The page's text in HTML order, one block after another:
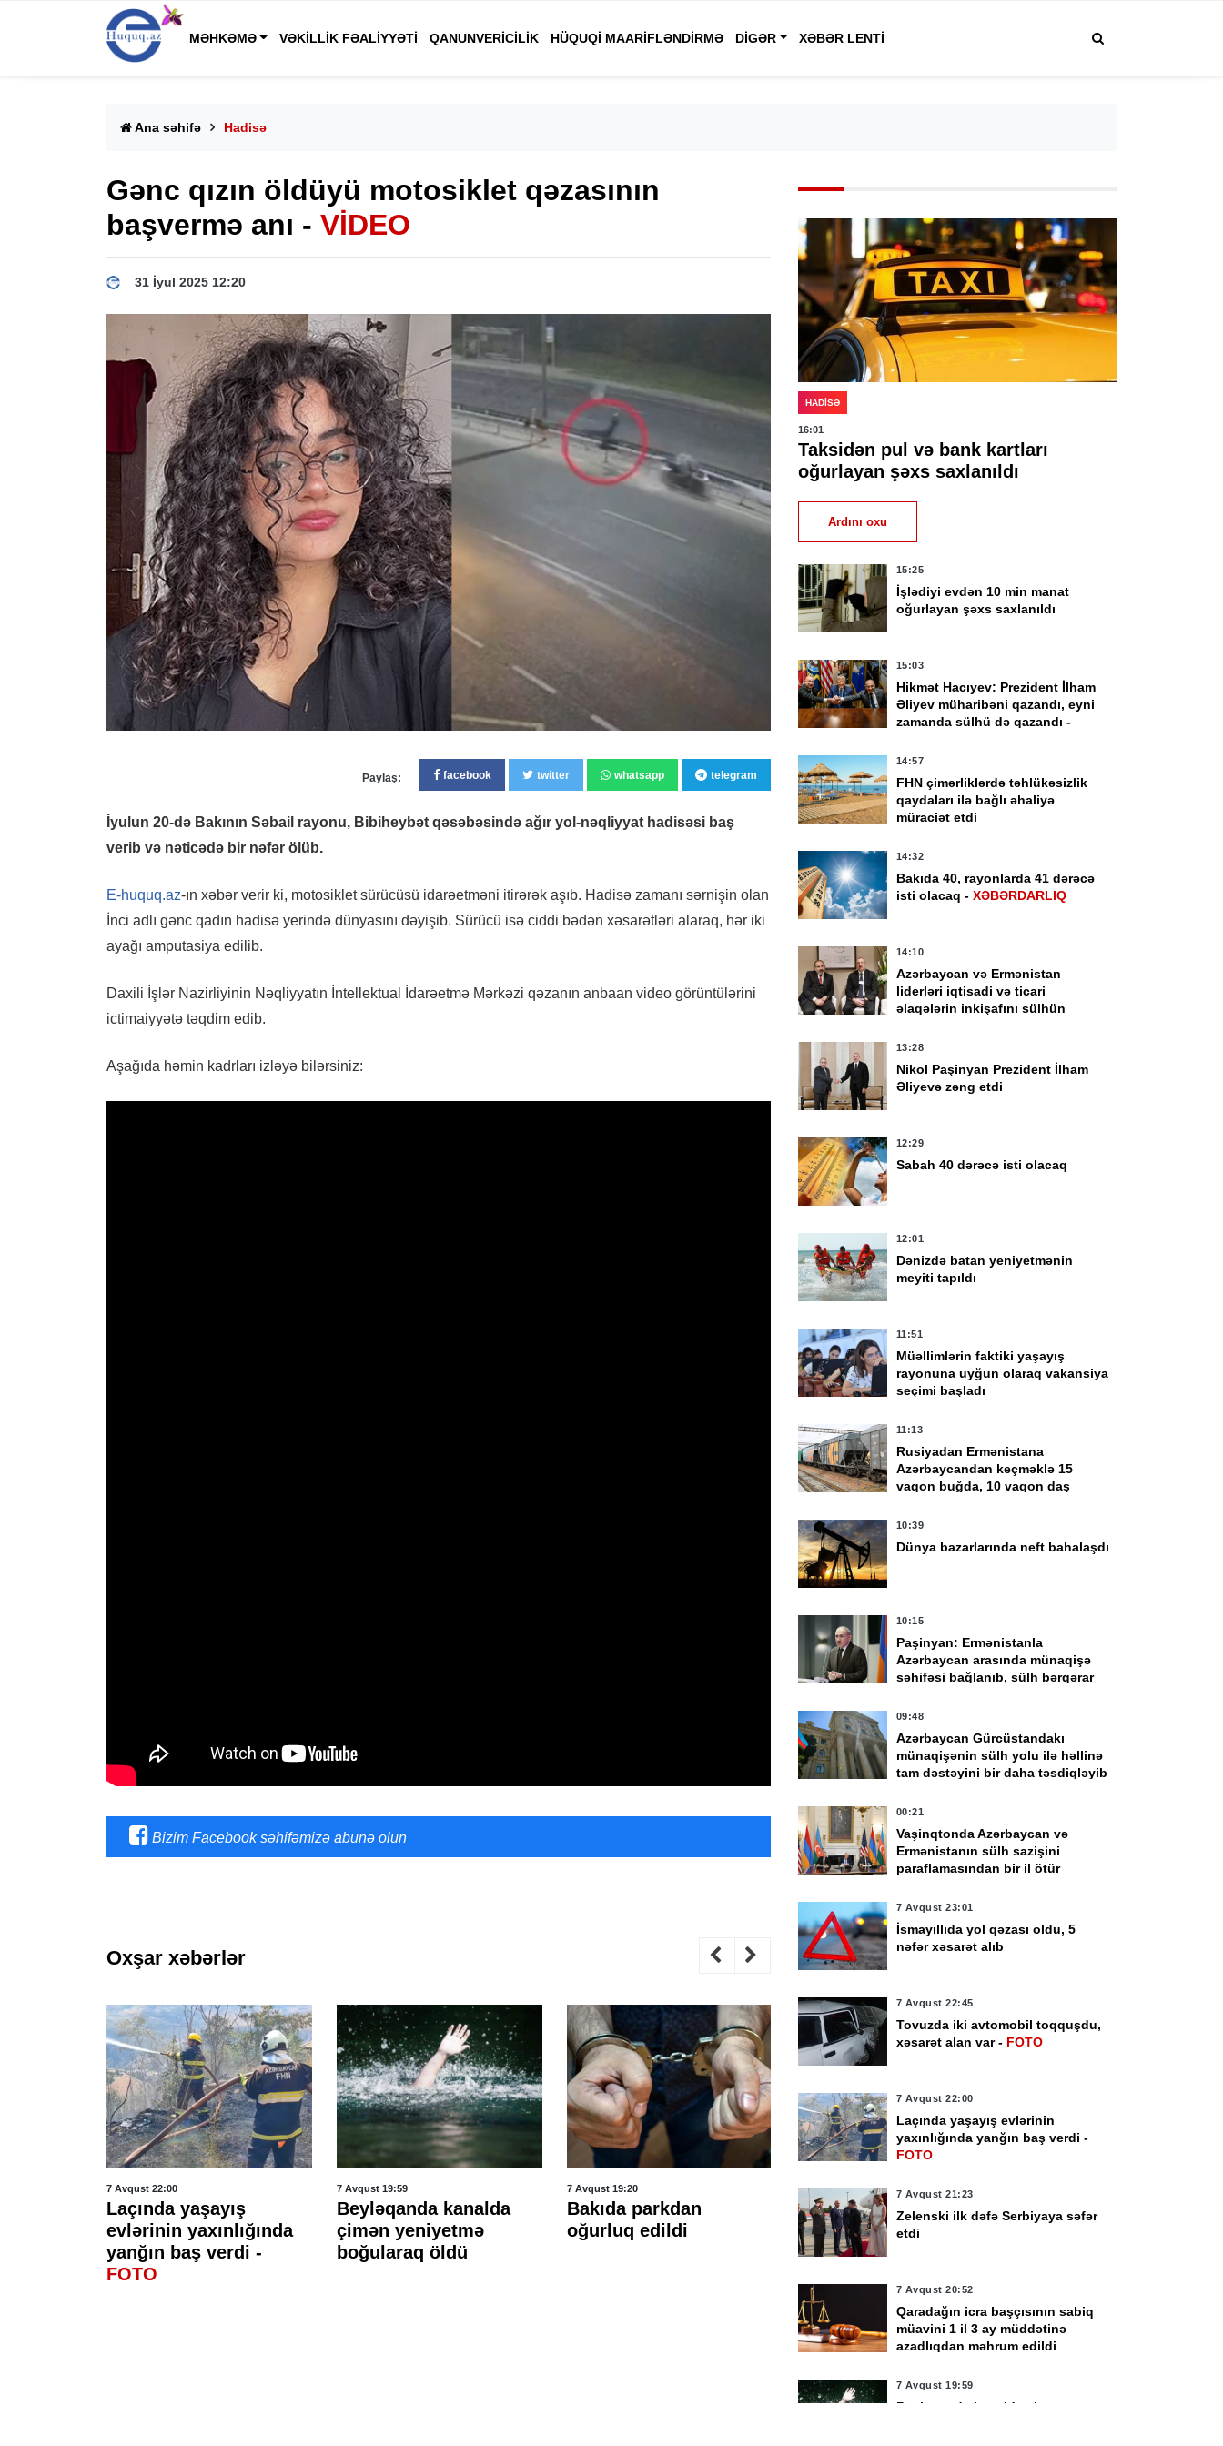
MƏHKƏMƏ VƏKILLIK FƏALIYYƏTI QANUNVERICILIK HÜQUQI MAARIFLƏNDIRMƏ DIGƏR XƏBƏR LENTI
Ana səhifə Hadisə
Gənc qızın öldüyü motosiklet qəzasının
başvermə anı - VİDEO
31 İyul 2025 12:20
Paylaş: facebook twitter whatsapp telegram
İyulun 20-də Bakının Səbail rayonu, Bibiheybət qəsəbəsində ağır yol-nəqliyyat hadisəsi baş
verib və nəticədə bir nəfər ölüb.
E-huquq.az-ın xəbər verir ki, motosiklet sürücüsü idarəetməni itirərək aşıb. Hadisə zamanı sərnişin olan
İnci adlı gənc qadın hadisə yerində dünyasını dəyişib. Sürücü isə ciddi bədən xəsarətləri alaraq, hər iki
ayağı amputasiya edilib.
Daxili İşlər Nazirliyinin Nəqliyyatın İntellektual İdarəetmə Mərkəzi qəzanın anbaan video görüntülərini
ictimaiyyətə təqdim edib.
Aşağıda həmin kadrları izləyə bilərsiniz:
Bizim Facebook səhifəmizə abunə olun
Oxşar xəbərlər
7 Avqust 22:00
Laçında yaşayış
evlərinin yaxınlığında
yanğın baş verdi -
FOTO
7 Avqust 19:59
Beyləqanda kanalda
çimən yeniyetmə
boğularaq öldü
7 Avqust 19:20
Bakıda parkdan
oğurluq edildi
7 Avqust 14:48
Tovuz sakini 65 yaşlı
bibisini qətlə yetirib,
cinayət işi açılıb -
Taksidən pul və bank
HADISƏ
16:01
Taksidən pul və bank kartları
oğurlayan şəxs saxlanıldı
Ardını oxu
15:25
İşlədiyi evdən 10 min manat
oğurlayan şəxs saxlanıldı
15:03
Hikmət Hacıyev: Prezident İlham
Əliyev müharibəni qazandı, eyni
zamanda sülhü də qazandı -
14:57
FHN çimərliklərdə təhlükəsizlik
qaydaları ilə bağlı əhaliyə
müraciət etdi
14:32
Bakıda 40, rayonlarda 41 dərəcə
isti olacaq - XƏBƏRDARLIQ
14:10
Azərbaycan və Ermənistan
liderləri iqtisadi və ticari
əlaqələrin inkişafını sülhün
qiymətləndirib
13:28
Nikol Paşinyan Prezident İlham
Əliyevə zəng etdi
12:29
Sabah 40 dərəcə isti olacaq
12:01
Dənizdə batan yeniyetmənin
meyiti tapıldı
11:51
Müəllimlərin faktiki yaşayış
rayonuna uyğun olaraq vakansiya
seçimi başladı
11:13
Rusiyadan Ermənistana
Azərbaycandan keçməklə 15
vaqon buğda, 10 vaqon daş
10:39
Dünya bazarlarında neft bahalaşdı
10:15
Paşinyan: Ermənistanla
Azərbaycan arasında münaqişə
səhifəsi bağlanıb, sülh bərqərar
09:48
Azərbaycan Gürcüstandakı
münaqişənin sülh yolu ilə həllinə
tam dəstəyini bir daha təsdiqləyib
00:21
Vaşinqtonda Azərbaycan və
Ermənistanın sülh sazişini
paraflamasından bir il ötür
7 Avqust 23:01
İsmayıllıda yol qəzası oldu, 5
nəfər xəsarət alıb
7 Avqust 22:45
Tovuzda iki avtomobil toqquşdu,
xəsarət alan var - FOTO
7 Avqust 22:00
Laçında yaşayış evlərinin
yaxınlığında yanğın baş verdi -
FOTO
7 Avqust 21:23
Zelenski ilk dəfə Serbiyaya səfər
etdi
7 Avqust 20:52
Qaradağın icra başçısının sabiq
müavini 1 il 3 ay müddətinə
azadlıqdan məhrum edildi
7 Avqust 19:59
Beyləqanda kanalda çimən